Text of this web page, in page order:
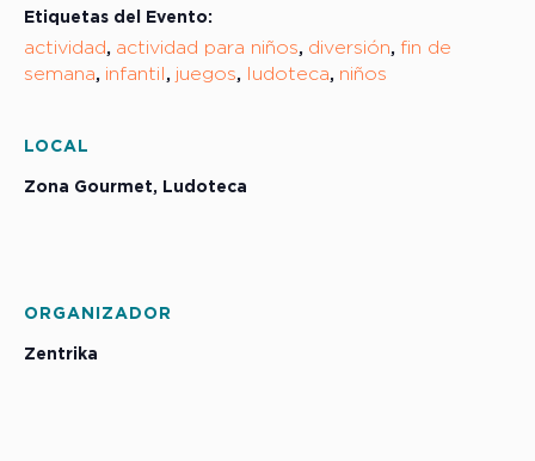
Etiquetas del Evento:
actividad, actividad para niños, diversión, fin de
semana, infantil , juegos, ludoteca, niños
LOCAL
Zona Gourmet, Ludoteca
ORGANIZADOR
Zentrika